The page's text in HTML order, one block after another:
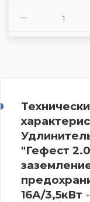
"Гефест
16А/3,5кВт